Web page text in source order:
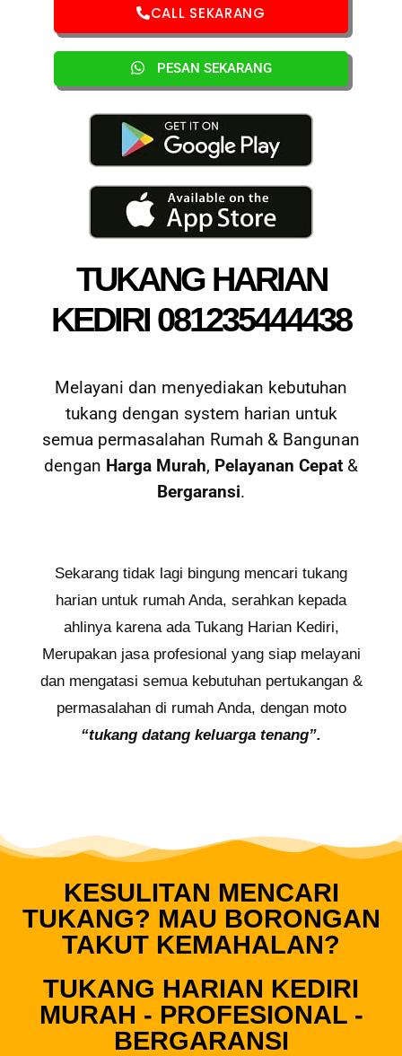
TUKANG HARIAN
KEDIRI 081235444438
Melayani dan menyediakan kebutuhan
tukang dengan system harian untuk
semua permasalahan Rumah & Bangunan
dengan Harga Murah, Pelayanan Cepat &
Bergaransi.
Sekarang tidak lagi bingung mencari tukang
harian untuk rumah Anda, serahkan kepada
ahlinya karena ada Tukang Harian Kediri,
Merupakan jasa profesional yang siap melayani
dan mengatasi semua kebutuhan pertukangan &
permasalahan di rumah Anda, dengan moto
“tukang datang keluarga tenang”.
CALL SEKARANG
PESAN SEKARANG
KESULITAN MENCARI
TUKANG? MAU BORONGAN
TAKUT KEMAHALAN?
TUKANG HARIAN KEDIRI
MURAH - PROFESIONAL -
BERGARANSI